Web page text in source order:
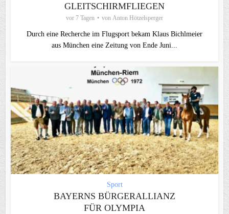
GLEITSCHIRMFLIEGEN
vor 7 Tagen von Anton Hötzelsperger
Durch eine Recherche im Flugsport bekam Klaus Bichlmeier
aus München eine Zeitung von Ende Juni...
Sport
BAYERNS BÜRGERALLIANZ
FÜR OLYMPIA